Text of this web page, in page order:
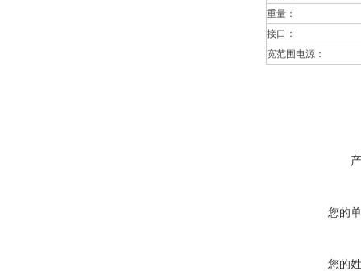
重量：
接口：
宽范围电源：
您的
您的